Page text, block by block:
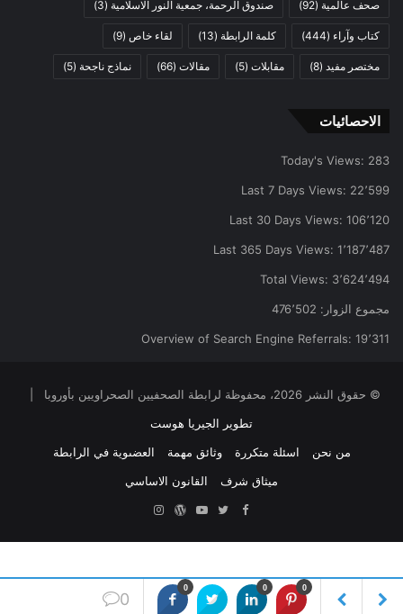
صحف عالمية (92) صندوق الرحمة، جمعية النور الاسلامية (3)
كتاب وآراء (444) كلمة الرابطة (13) لقاء خاص (9)
مختصر مفيد (8) مقابلات (5) مقالات (66) نماذج ناجحة (5)
الاحصائيات
Today's Views: 283
Last 7 Days Views: 22٬599
Last 30 Days Views: 106٬120
Last 365 Days Views: 1٬187٬487
Total Views: 3٬624٬494
مجموع الزوار: 476٬502
Overview of Search Engine Referrals: 19٬311
© حقوق النشر 2026، محفوظة لرابطة الصحفيين الصحراويين بأوروبا |
تطوير الجيريا هوست
من نحن
اسئلة متكررة وثائق مهمة
العضىوية في الرابطة
ميثاق شرف
القانون الاساسي
Facebook
Twitter
YouTubeووردبريس
0 0 0
0